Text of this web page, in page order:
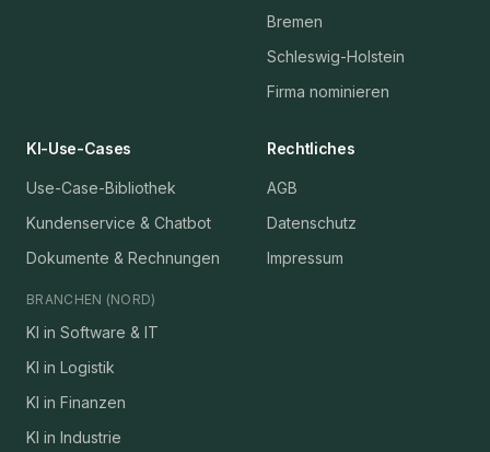
Bremen
Schleswig-Holstein
Firma nominieren
KI-Use-Cases
Use-Case-Bibliothek
Kundenservice & Chatbot
Dokumente & Rechnungen
BRANCHEN (NORD)
KI in Software & IT
KI in Logistik
KI in Finanzen
KI in Industrie
Rechtliches
AGB
Datenschutz
Impressum